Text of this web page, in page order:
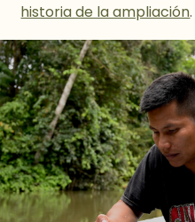
historia de la ampliación.